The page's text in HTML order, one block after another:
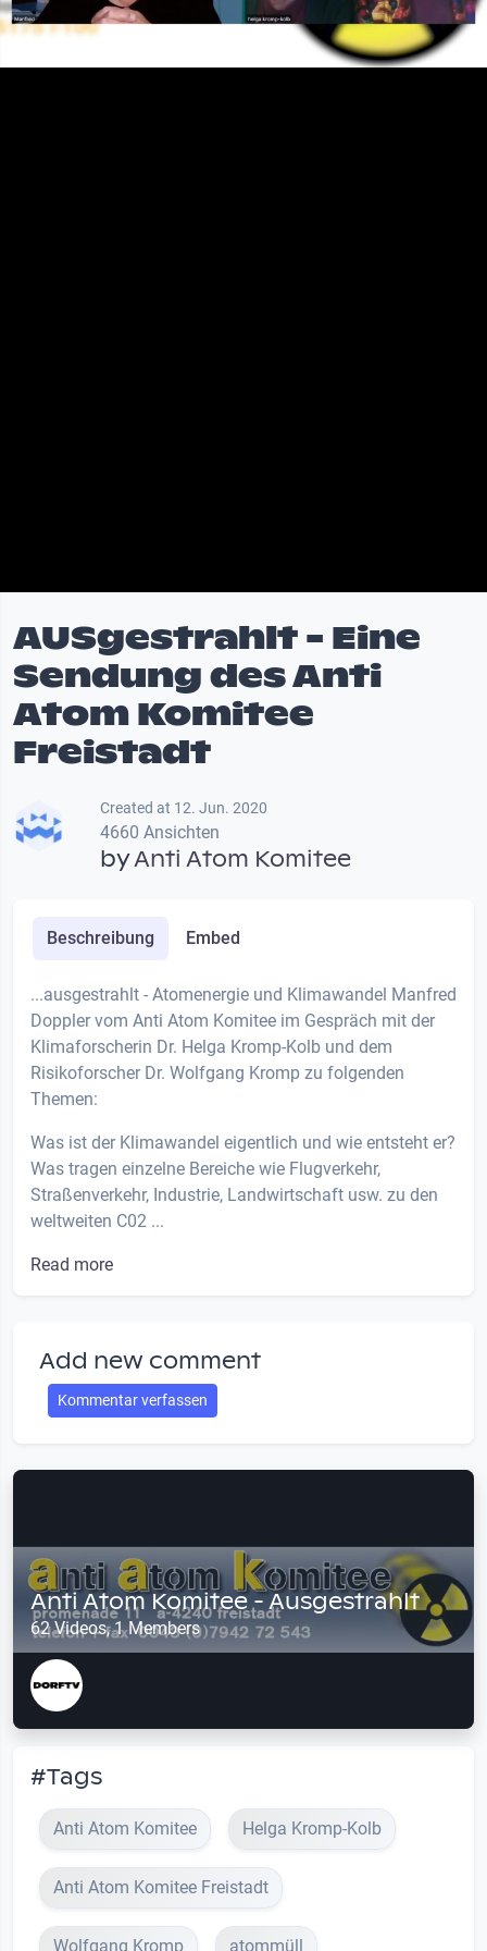
AUSgestrahlt - Eine
Sendung des Anti
Atom Komitee
Freistadt
Created at 12. Jun. 2020
4660 Ansichten
byAnti Atom Komitee
Beschreibung Embed
...ausgestrahlt - Atomenergie und Klimawandel Manfred
Doppler vom Anti Atom Komitee im Gespräch mit der
Klimaforscherin Dr. Helga Kromp-Kolb und dem
Risikoforscher Dr. Wolfgang Kromp zu folgenden
Themen:
Was ist der Klimawandel eigentlich und wie entsteht er?
Was tragen einzelne Bereiche wie Flugverkehr,
Straßenverkehr, Industrie, Landwirtschaft usw. zu den
weltweiten C02 ...
Read more
Add new comment
Kommentar verfassen
Anti Atom Komitee - Ausgestrahlt
62 Videos, 1 Members
#Tags
Anti Atom Komitee Helga Kromp-Kolb
Anti Atom Komitee Freistadt
Wolfgang Kromp atommüll